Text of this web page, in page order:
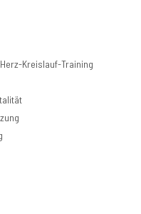
Kreislauf-Training